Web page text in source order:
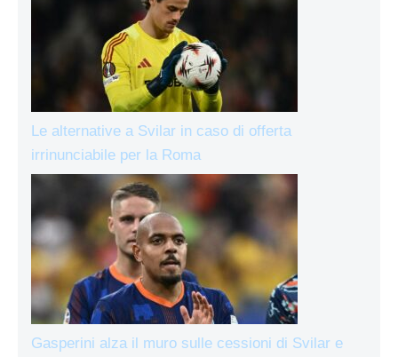
Le alternative a Svilar in caso di offerta
irrinunciabile per la Roma
Gasperini alza il muro sulle cessioni di Svilar e